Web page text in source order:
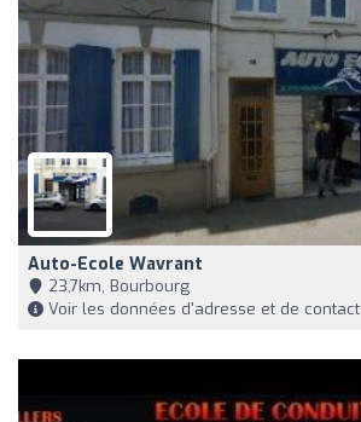
Auto-Ecole Wavrant
23,7km, Bourbourg
Voir les données d'adresse et de contact